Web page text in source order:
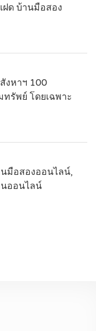
ฝด บ้านมือสอง
งหาฯ 100
ทรัพย์ โดยเฉพาะ
มือสองออนไลน์,
ออนไลน์